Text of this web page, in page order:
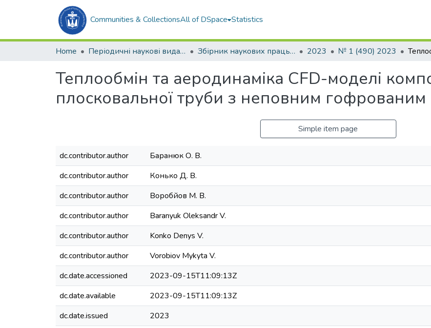
Communities & CollectionsAll of DSpace Statistics
Home Періодичні наукові видання Збірник наукових праць НУК 2023 № 1 (490) 2023
Теплообмін та аеродинаміка CFD-моделі
плосковальної труби з неповним
Simple item page
dc.contributor.author
Баранюк О. В.
dc.contributor.author
Конько Д. В.
dc.contributor.author
Воробйов М. В.
dc.contributor.author
Baranyuk Oleksandr V.
dc.contributor.author
Konko Denys V.
dc.contributor.author
Vorobiov Mykyta V.
dc.date.accessioned
2023-09-15T11:09:13Z
dc.date.available
2023-09-15T11:09:13Z
dc.date.issued
2023